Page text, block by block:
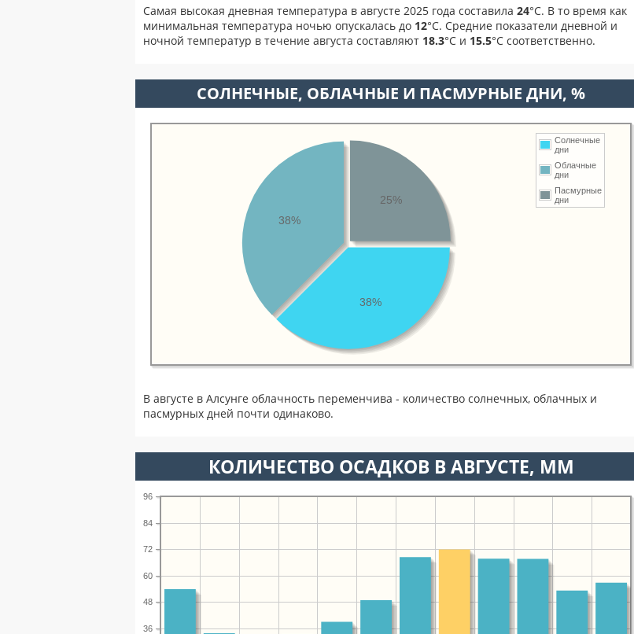
Самая высокая дневная температура в августе 2025 года составила 24°С. В то время как
минимальная температура ночью опускалась до 12°C. Средние показатели дневной и
ночной температур в течение августа составляют 18.3°С и 15.5°С соответственно.
CОЛНЕЧНЫЕ, ОБЛАЧНЫЕ И ПАСМУРНЫЕ ДНИ, %
Солнечные
дни
Облачные
дни
Пасмурные
дни
38%
38%
25%
В августе в Алсунге облачность переменчива - количество солнечных, облачных и
пасмурных дней почти одинаково.
КОЛИЧЕСТВО ОСАДКОВ В АВГУСТЕ, ММ
36
48
60
72
84
96